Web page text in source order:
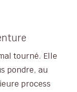
tourné. Elle
pondre, au
process